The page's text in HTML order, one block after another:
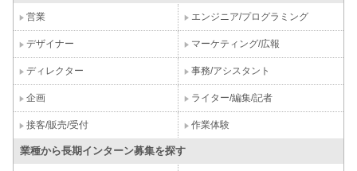
営業 エンジニア/プログラミング
デザイナー マーケティング/広報
ディレクター 事務/アシスタント
企画 ライター/編集/記者
接客/販売/受付 作業体験
業種から長期インターン募集を探す